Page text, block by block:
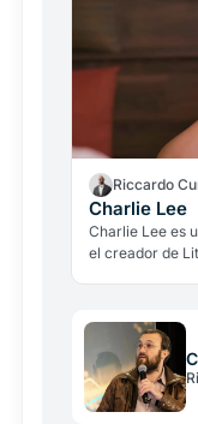
Riccardo
Charlie Lee
Charlie Lee es
el creador de